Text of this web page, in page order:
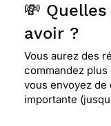
💸
avoir ?
Vous aurez des
commandez plus
vous envoyez
importante